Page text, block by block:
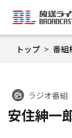
トップ 番組
radio ラジオ番組
安住紳一